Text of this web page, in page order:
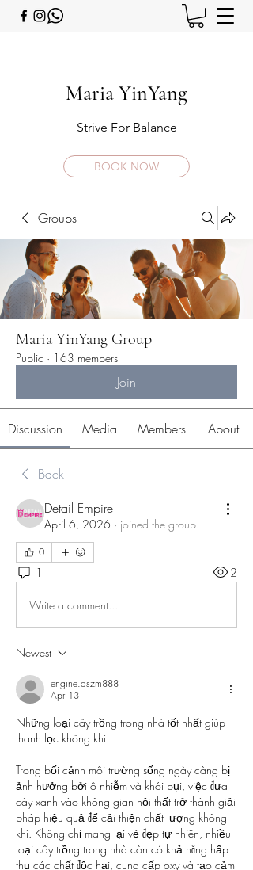
Maria YinYang
Strive For Balance
BOOK NOW
Groups
Maria YinYang Group
Public · 163 members
Join
Discussion Media Members About
Back
Detail Empire
April 6, 2026 · joined the group.
0
1 2
Write a comment...
Newest
engine.aszm888
Apr 13
Những loại cây trồng trong nhà tốt nhất giúp
thanh lọc không khí
Trong bối cảnh môi trường sống ngày càng bị
ảnh hưởng bởi ô nhiễm và khói bụi, việc đưa
cây xanh vào không gian nội thất trở thành giải
pháp hiệu quả để cải thiện chất lượng không
khí. Không chỉ mang lại vẻ đẹp tự nhiên, nhiều
loại cây trồng trong nhà còn có khả năng hấp
thụ các chất độc hại, cung cấp oxy và tạo cảm